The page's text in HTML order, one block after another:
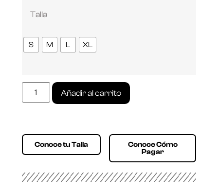
Talla
S M L XL
Añadir al carrito
Conoce tu Talla
Conoce Cómo
Pagar